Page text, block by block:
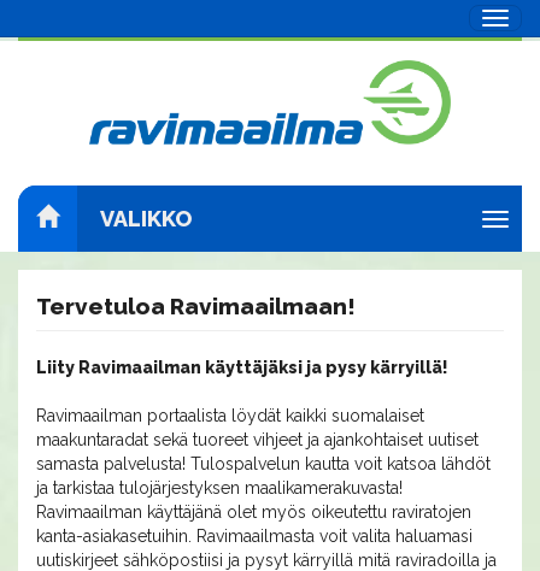
VALIKKO
Tervetuloa Ravimaailmaan!
Liity Ravimaailman käyttäjäksi ja pysy kärryillä!
Ravimaailman portaalista löydät kaikki suomalaiset
maakuntaradat sekä tuoreet vihjeet ja ajankohtaiset uutiset
samasta palvelusta! Tulospalvelun kautta voit katsoa lähdöt
ja tarkistaa tulojärjestyksen maalikamerakuvasta!
Ravimaailman käyttäjänä olet myös oikeutettu raviratojen
kanta-asiakasetuihin. Ravimaailmasta voit valita haluamasi
uutiskirjeet sähköpostiisi ja pysyt kärryillä mitä raviradoilla ja